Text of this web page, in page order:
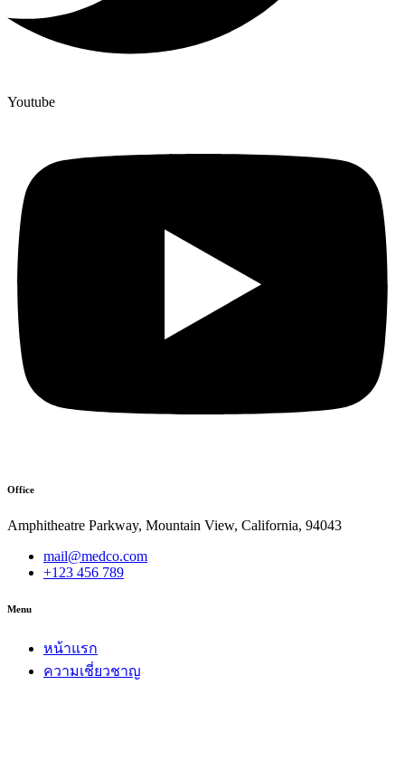
Youtube
Office
Amphitheatre Parkway, Mountain View, California, 94043
mail@medco.com
+123 456 789
Menu
หน้าแรก
ความเชี่ยวชาญ